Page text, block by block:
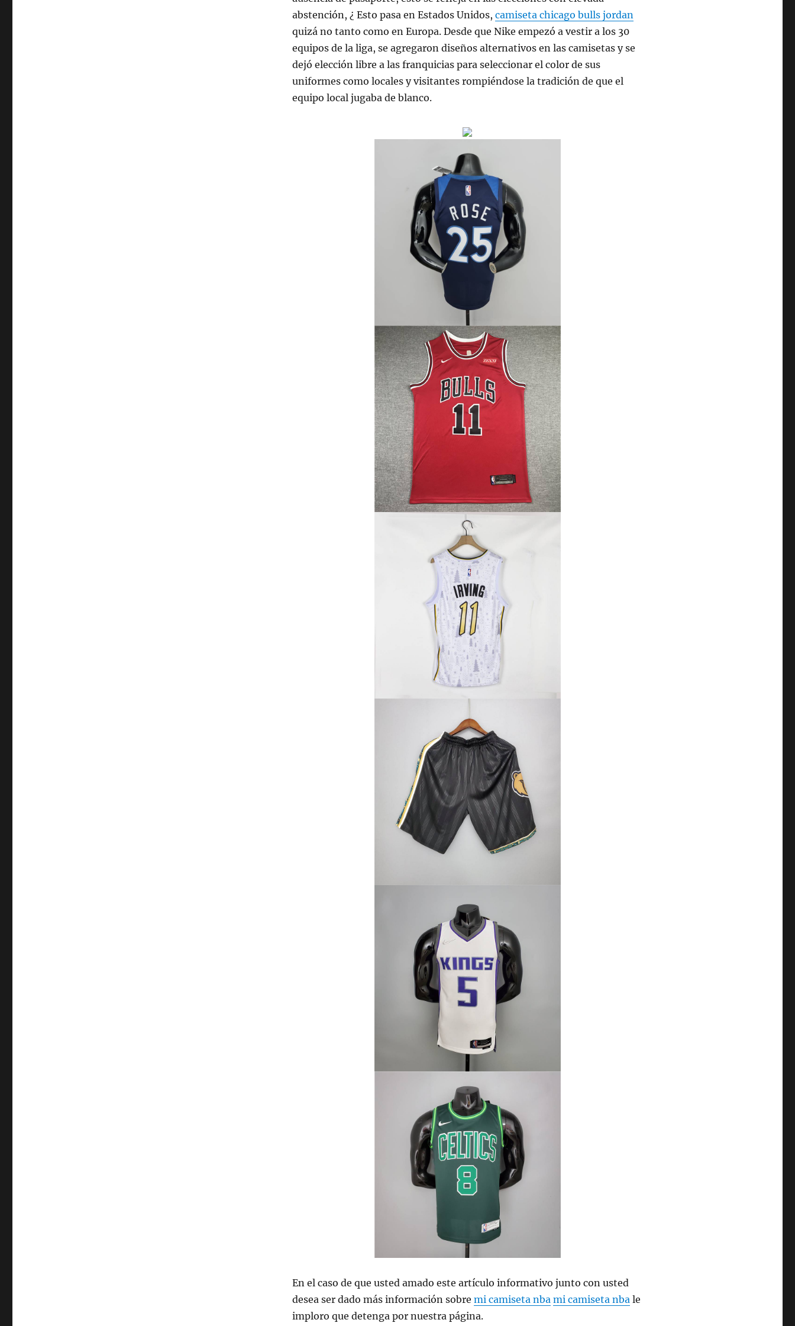
abstención, ¿ Esto pasa en Estados Unidos,camiseta chicago bulls jordan
quizá no tanto como en Europa. Desde que Nike empezó a vestir a los 30
equipos de la liga, se agregaron diseños alternativos en las camisetas y se
dejó elección libre a las franquicias para seleccionar el color de sus
uniformes como locales y visitantes rompiéndose la tradición de que el
equipo local jugaba de blanco.
En el caso de que usted amado este artículo informativo junto con usted
desea ser dado más información sobremi camiseta nba mi camiseta nba le
imploro que detenga por nuestra página.